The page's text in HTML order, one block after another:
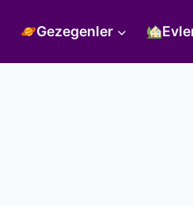
Gezegenler